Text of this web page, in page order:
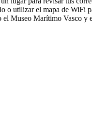
utilizar el mapa de WiFi
Museo Marítimo Vasco y